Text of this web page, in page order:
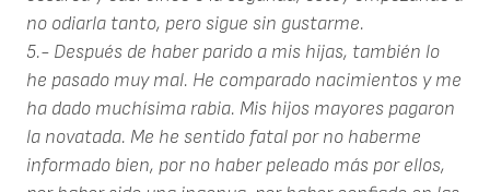
no odiarla tanto, pero sigue sin gustarme.
5.- Después de haber parido a mis hijas, también lo
he pasado muy mal. He comparado nacimientos y me
ha dado muchísima rabia. Mis hijos mayores pagaron
la novatada. Me he sentido fatal por no haberme
informado bien, por no haber peleado más por ellos,